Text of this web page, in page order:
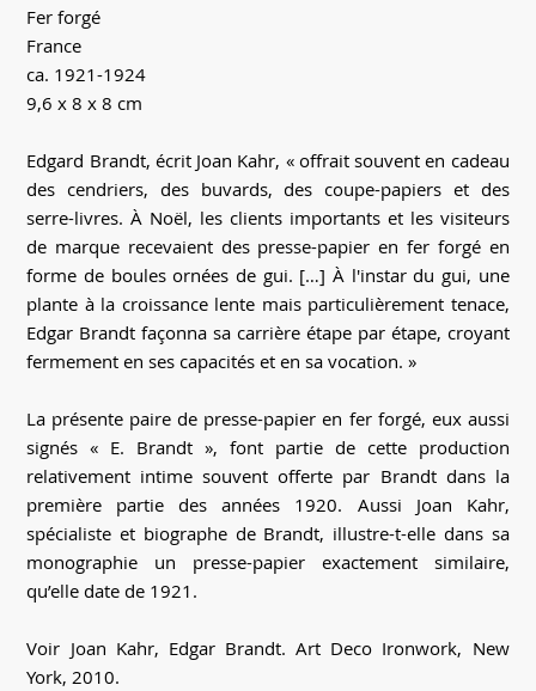
Fer forgé
France
ca. 1921-1924
9,6 x 8 x 8 cm
Edgard Brandt, écrit Joan Kahr, « offrait souvent en cadeau
des cendriers, des buvards, des coupe-papiers et des
serre-livres. À Noël, les clients importants et les visiteurs
de marque recevaient des presse-papier en fer forgé en
forme de boules ornées de gui. […] À l'instar du gui, une
plante à la croissance lente mais particulièrement tenace,
Edgar Brandt façonna sa carrière étape par étape, croyant
fermement en ses capacités et en sa vocation. »
La présente paire de presse-papier en fer forgé, eux aussi
signés « E. Brandt », font partie de cette production
relativement intime souvent offerte par Brandt dans la
première partie des années 1920. Aussi Joan Kahr,
spécialiste et biographe de Brandt, illustre-t-elle dans sa
monographie un presse-papier exactement similaire,
qu’elle date de 1921.
Voir Joan Kahr, Edgar Brandt. Art Deco Ironwork, New
York, 2010.